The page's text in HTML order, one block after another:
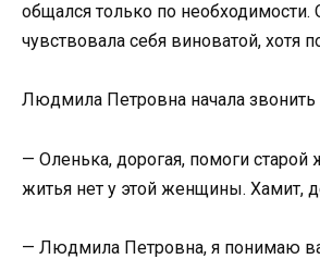
общался только по необходимости.
чувствовала себя виноватой, хотя
Людмила Петровна начала звонить
— Оленька, дорогая, помоги
житья нет у этой женщины. Хамит,
— Людмила Петровна, я понимаю